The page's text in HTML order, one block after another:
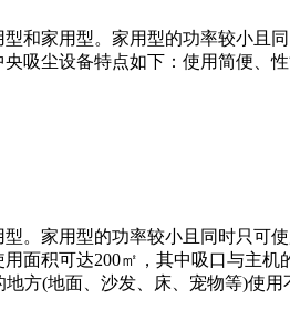
和家用型。家用型的功率较小且
吸尘设备特点如下：使用简便、
家用型的功率较小且同时只可使
面积可达200㎡，其中吸口与主机
方(地面、沙发、床、宠物等)使用